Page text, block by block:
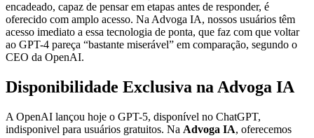
encadeado, capaz de pensar em etapas antes de responder, é
oferecido com amplo acesso. Na Advoga IA, nossos usuários têm
acesso imediato a essa tecnologia de ponta, que faz com que voltar
ao GPT-4 pareça “bastante miserável” em comparação, segundo o
CEO da OpenAI.
Disponibilidade Exclusiva na Advoga IA
A OpenAI lançou hoje o GPT-5, disponível no ChatGPT,
indisponivel para usuários gratuitos. Na Advoga IA, oferecemos